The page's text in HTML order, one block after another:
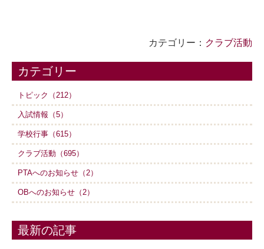
カテゴリー： クラブ活動
カテゴリー
トピック（212）
入試情報（5）
学校行事（615）
クラブ活動（695）
PTAへのお知らせ（2）
OBへのお知らせ（2）
最新の記事